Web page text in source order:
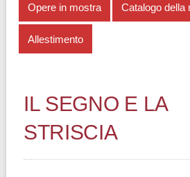
Opere in mostra Catalogo della
Allestimento
IL SEGNO E LA
STRISCIA